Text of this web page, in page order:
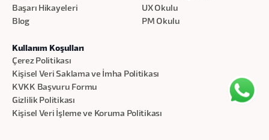
Başarı Hikayeleri
Blog
UX Okulu
PM Okulu
Kullanım Koşulları
Çerez Politikası
Kişisel Veri Saklama ve İmha Politikası
KVKK Başvuru Formu
Gizlilik Politikası
Kişisel Veri İşleme ve Koruma Politikası